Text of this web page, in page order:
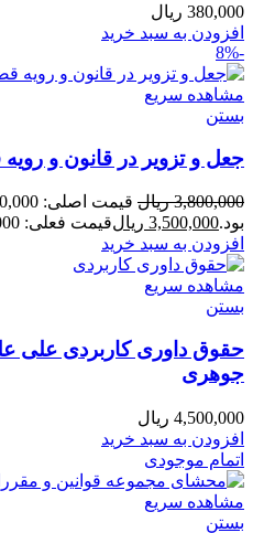
380,000 ریال
افزودن به سبد خرید
-8%
مشاهده سریع
بستن
جعل و تزویر در قانون و
3,800,000 ریال
بود.3,500,000 ریالقیمت فعلی: 3,500,000 ریال.
افزودن به سبد خرید
مشاهده سریع
بستن
حقوق داوری کاربردی علی
جوهری
4,500,000 ریال
افزودن به سبد خرید
اتمام موجودی
مشاهده سریع
بستن